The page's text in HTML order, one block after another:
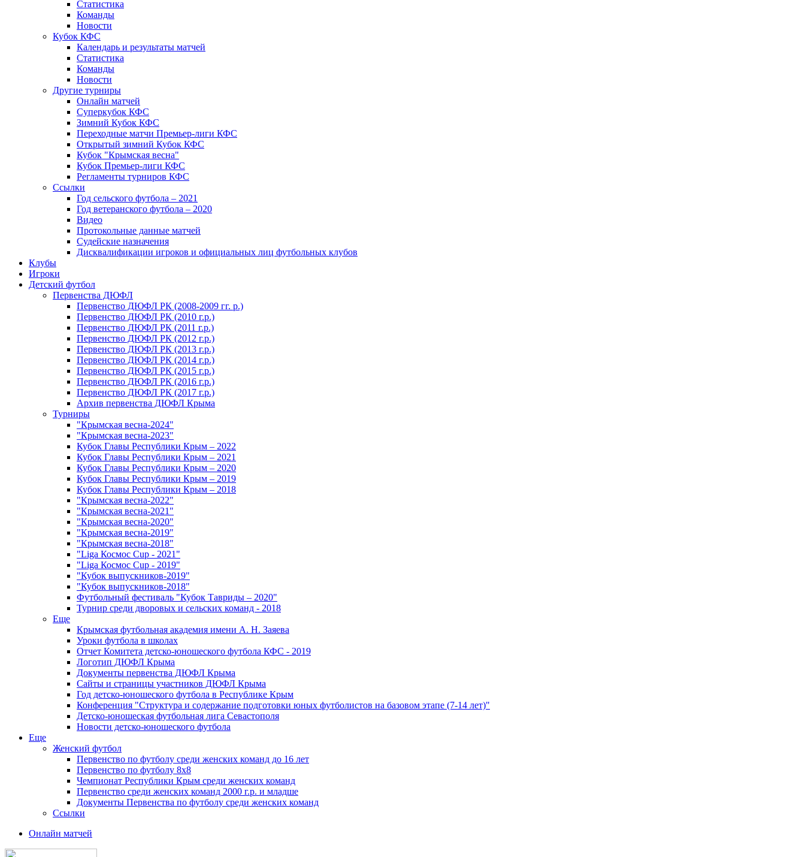
Статистика
Команды
Новости
Кубок КФС
Календарь и результаты матчей
Статистика
Команды
Новости
Другие турниры
Онлайн матчей
Суперкубок КФС
Зимний Кубок КФС
Переходные матчи Премьер-лиги КФС
Открытый зимний Кубок КФС
Кубок "Крымская весна"
Кубок Премьер-лиги КФС
Регламенты турниров КФС
Ссылки
Год сельского футбола – 2021
Год ветеранского футбола – 2020
Видео
Протокольные данные матчей
Судейские назначения
Дисквалификации игроков и официальных лиц футбольных клубов
Клубы
Игроки
Детский футбол
Первенства ДЮФЛ
Первенство ДЮФЛ РК (2008-2009 гг. р.)
Первенство ДЮФЛ РК (2010 г.р.)
Первенство ДЮФЛ РК (2011 г.р.)
Первенство ДЮФЛ РК (2012 г.р.)
Первенство ДЮФЛ РК (2013 г.р.)
Первенство ДЮФЛ РК (2014 г.р.)
Первенство ДЮФЛ РК (2015 г.р.)
Первенство ДЮФЛ РК (2016 г.р.)
Первенство ДЮФЛ РК (2017 г.р.)
Архив первенства ДЮФЛ Крыма
Турниры
"Крымская весна-2024"
"Крымская весна-2023"
Кубок Главы Республики Крым – 2022
Кубок Главы Республики Крым – 2021
Кубок Главы Республики Крым – 2020
Кубок Главы Республики Крым – 2019
Кубок Главы Республики Крым – 2018
"Крымская весна-2022"
"Крымская весна-2021"
"Крымская весна-2020"
"Крымская весна-2019"
"Крымская весна-2018"
"Liga Космос Cup - 2021"
"Liga Космос Cup - 2019"
"Кубок выпускников-2019"
"Кубок выпускников-2018"
Футбольный фестиваль "Кубок Тавриды – 2020"
Турнир среди дворовых и сельских команд - 2018
Еще
Крымская футбольная академия имени А. Н. Заяева
Уроки футбола в школах
Отчет Комитета детско-юношеского футбола КФС - 2019
Логотип ДЮФЛ Крыма
Документы первенства ДЮФЛ Крыма
Сайты и страницы участников ДЮФЛ Крыма
Год детско-юношеского футбола в Республике Крым
Конференция "Структура и содержание подготовки юных футболистов на базовом этапе (7-14 лет)"
Детско-юношеская футбольная лига Севастополя
Новости детско-юношеского футбола
Еще
Женский футбол
Первенство по футболу среди женских команд до 16 лет
Первенство по футболу 8х8
Чемпионат Республики Крым среди женских команд
Первенство среди женских команд 2000 г.р. и младше
Документы Первенства по футболу среди женских команд
Ссылки
Онлайн матчей